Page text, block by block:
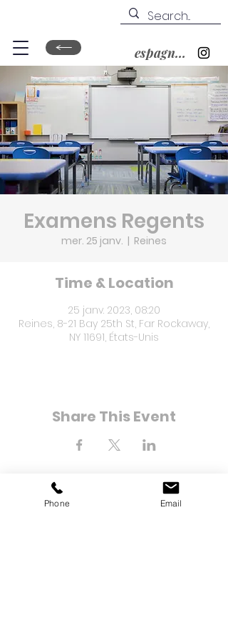
espagnol&nbsp;?
Examens Regents
mer. 25 janv.
  |
Reines
Time & Location
25 janv. 2023, 08:20
Reines, 8-21 Bay 25th St, Far Rockaway,
NY 11691, États-Unis
Share This Event
Phone Email